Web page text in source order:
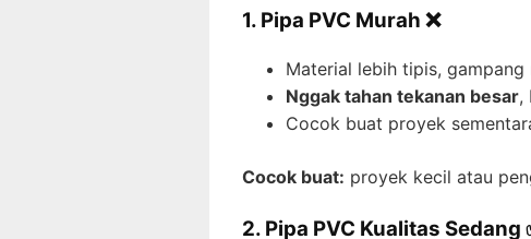
1. Pipa PVC Murah ❌
Material lebih tipis,
Nggak tahan tekanan besar,
Cocok buat proyek
Cocok buat: proyek kecil atau
2. Pipa PVC Kualitas Sedang